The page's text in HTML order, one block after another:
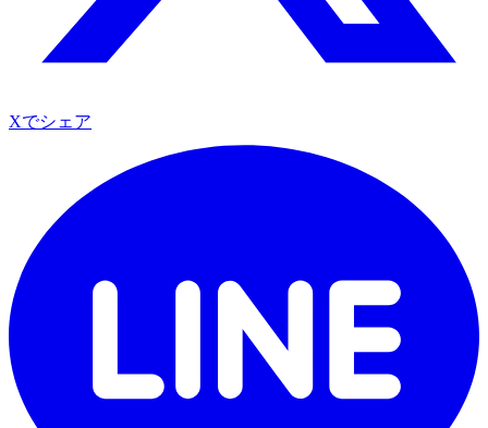
Xでシェア